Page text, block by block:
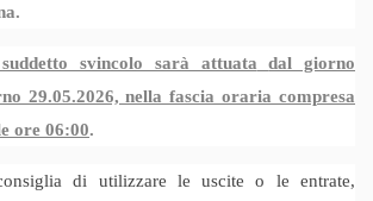
.
svincolo sarà attuata
dal giorno
29.05.2026, nella fascia oraria compresa
ore 06:00.
di utilizzare le uscite o le entrate,